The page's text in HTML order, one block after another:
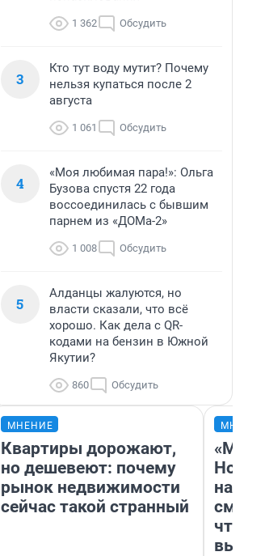
1 362 Обсудить
3
Кто тут воду мутит? Почему
нельзя купаться после 2
августа
1 061 Обсудить
4
«Моя любимая пара!»: Ольга
Бузова спустя 22 года
воссоединилась с бывшим
парнем из «ДОМа-2»
1 008 Обсудить
5
Алданцы жалуются, но
власти сказали, что всё
хорошо. Как дела с QR-
кодами на бензин в Южной
Якутии?
860 Обсудить
МНЕНИЕ
Квартиры дорожают,
но дешевеют: почему
рынок недвижимости
сейчас такой странный
«Мы